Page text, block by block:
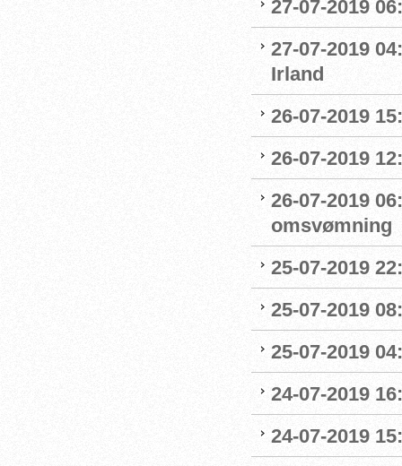
27-07-2019
27-07-2019
Irland
26-07-2019
26-07-2019
26-07-2019
omsvømning
25-07-2019
25-07-2019
25-07-2019
24-07-2019
24-07-2019